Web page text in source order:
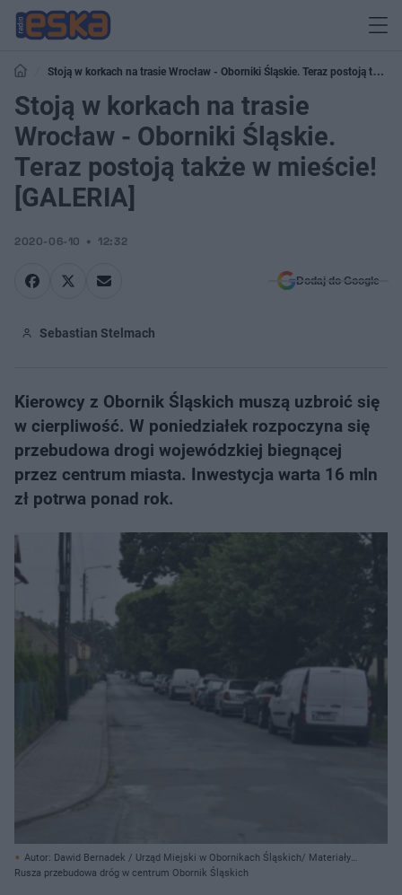
Stoją w korkach na trasie Wrocław - Oborniki Śląskie. Teraz postoją także
w mieście! [GALERIA]
Stoją w korkach na trasie
Wrocław - Oborniki Śląskie.
Teraz postoją także w mieście!
[GALERIA]
2020-06-10 12:32
Dodaj do Google
Sebastian Stelmach
Kierowcy z Obornik Śląskich muszą uzbroić się
w cierpliwość. W poniedziałek rozpoczyna się
przebudowa drogi wojewódzkiej biegnącej
przez centrum miasta. Inwestycja warta 16 mln
zł potrwa ponad rok.
Autor: Dawid Bernadek / Urząd Miejski w Obornikach Śląskich/ Materiały
prasowe
Rusza przebudowa dróg w centrum Obornik Śląskich